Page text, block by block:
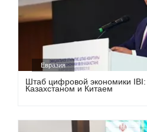
Евразия
Штаб цифровой экономики
Казахстаном и Китаем